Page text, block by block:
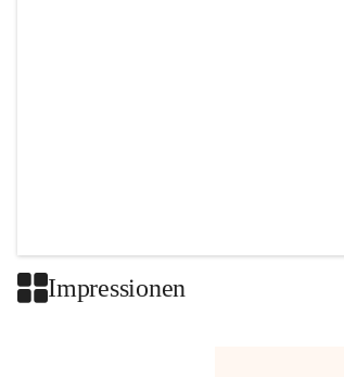
Impressionen